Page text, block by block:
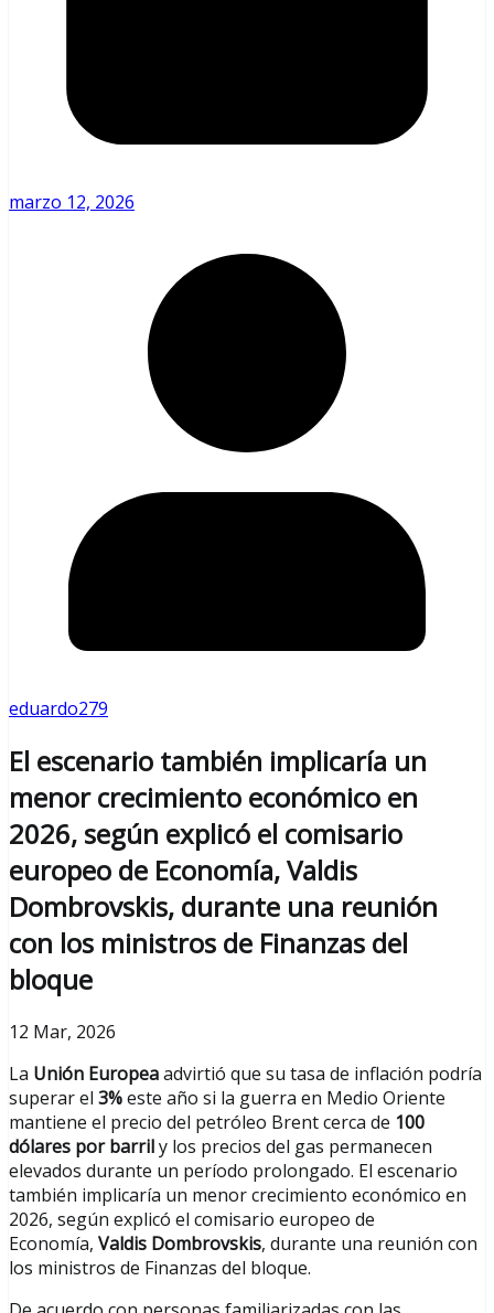
marzo 12, 2026
eduardo279
El escenario también implicaría un
menor crecimiento económico en
2026, según explicó el comisario
europeo de Economía, Valdis
Dombrovskis, durante una reunión
con los ministros de Finanzas del
bloque
12 Mar, 2026
La Unión Europeaadvirtió que su tasa de inflación podría
superar el 3%este año si la guerra en Medio Oriente
mantiene el precio del petróleo Brent cerca de 100
dólares por barrily los precios del gas permanecen
elevados durante un período prolongado. El escenario
también implicaría un menor crecimiento económico en
2026, según explicó el comisario europeo de
Economía, Valdis Dombrovskis, durante una reunión con
los ministros de Finanzas del bloque.